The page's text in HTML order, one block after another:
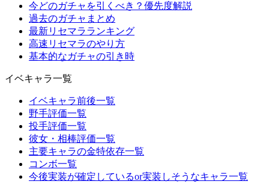
今どのガチャを引くべき？優先度解説
過去のガチャまとめ
最新リセマラランキング
高速リセマラのやり方
基本的なガチャの引き時
イベキャラ一覧
イベキャラ前後一覧
野手評価一覧
投手評価一覧
彼女・相棒評価一覧
主要キャラの金特依存一覧
コンボ一覧
今後実装が確定しているor実装しそうなキャラ一覧